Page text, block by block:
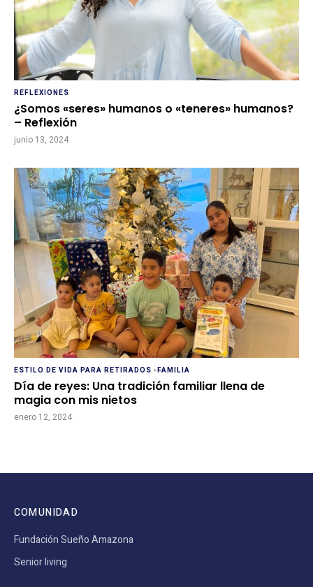
REFLEXIONES
¿Somos «seres» humanos o «teneres» humanos?
– Reflexión
junio 13, 2024
ESTILO DE VIDA PARA RETIRADOS -FAMILIA
Día de reyes: Una tradición familiar llena de
magia con mis nietos
enero 12, 2024
COMUNIDAD
Fundación Sueño Amazona
Senior living